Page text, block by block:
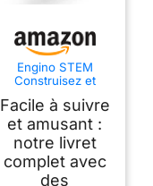
Engino STEM
Construisez et
Propre Robot avec
Bluetooth, Mini ERP,
Logiciel Keiro, Jouet
éducatif à partir de 9
Ans, Codage pour
Enfants, kit de
Facile à suivre
et amusant :
notre livret
complet avec
des